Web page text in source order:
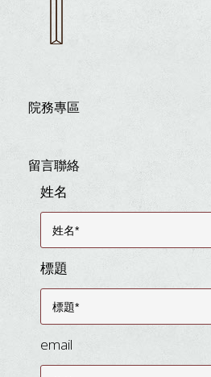
院務專區
留言聯絡
姓名
標題
email